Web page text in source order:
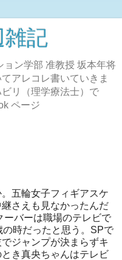
雑記
ン学部 准教授 坂本年将
アレコレ書いていきま
リ（理学療法士）で
ページ
五輪女子フィギアスケ
さえも見なかったんだ
ーバーは職場のテレビで
時だったと思う。SPで
ジャンプが決まらずキ
き真央ちゃんはテレビ